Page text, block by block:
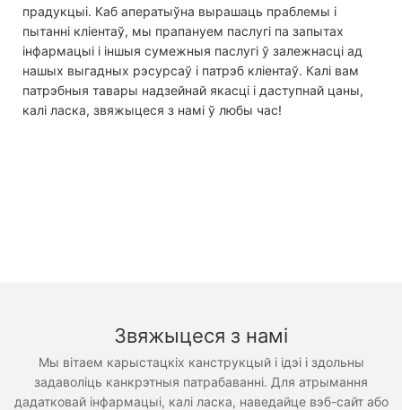
прадукцыі. Каб аператыўна вырашаць праблемы і
пытанні кліентаў, мы прапануем паслугі па запытах
інфармацыі і іншыя сумежныя паслугі ў залежнасці ад
нашых выгадных рэсурсаў і патрэб кліентаў. Калі вам
патрэбныя тавары надзейнай якасці і даступнай цаны,
калі ласка, звяжыцеся з намі ў любы час!
Звяжыцеся з намі
Мы вітаем карыстацкіх канструкцый і ідэі і здольны
задаволіць канкрэтныя патрабаванні. Для атрымання
дадатковай інфармацыі, калі ласка, наведайце вэб-сайт або